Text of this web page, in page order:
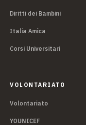
Diritti dei Bambini
Italia Amica
Corsi Universitari
VOLONTARIATO
Volontariato
YOUNICEF